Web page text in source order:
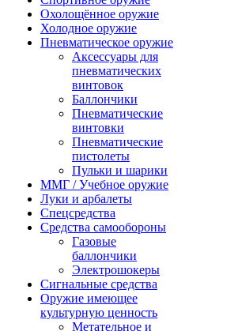
Охолощённое оружие
Холодное оружие
Пневматическое оружие
Аксессуары для
пневматических
винтовок
Баллончики
Пневматические
винтовки
Пневматические
пистолеты
Пульки и шарики
ММГ / Учебное оружие
Луки и арбалеты
Спецсредства
Средства самообороны
Газовые
баллончики
Электрошокеры
Сигнальные средства
Оружие имеющее
культурную ценность
Метательное и